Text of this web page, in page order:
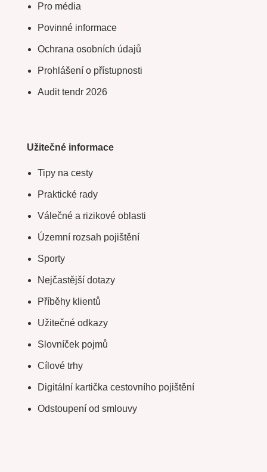
Pro média
Povinné informace
Ochrana osobních údajů
Prohlášení o přístupnosti
Audit tendr 2026
Užitečné informace
Tipy na cesty
Praktické rady
Válečné a rizikové oblasti
Územní rozsah pojištění
Sporty
Nejčastější dotazy
Příběhy klientů
Užitečné odkazy
Slovníček pojmů
Cílové trhy
Digitální kartička cestovního pojištění
Odstoupení od smlouvy